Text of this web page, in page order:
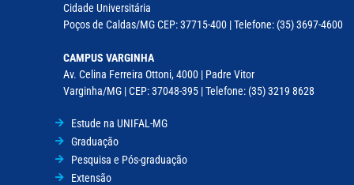
Cidade Universitária
Poços de Caldas/MG CEP: 37715-400 | Telefone: (35) 3697-4600
CAMPUS VARGINHA
Av. Celina Ferreira Ottoni, 4000 | Padre Vitor
Varginha/MG | CEP: 37048-395 | Telefone: (35) 3219 8628
Estude na UNIFAL-MG
Graduação
Pesquisa e Pós-graduação
Extensão